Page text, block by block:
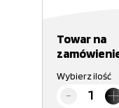
Towar na
Wybierz ilość